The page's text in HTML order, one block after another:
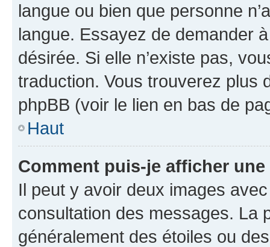
langue ou bien que personne
langue. Essayez de demander
désirée. Si elle n’existe pas,
traduction. Vous trouverez plus
phpBB (voir le lien en bas de
Haut
Comment puis-je afficher
Il peut y avoir deux images
consultation des messages. La
généralement des étoiles ou